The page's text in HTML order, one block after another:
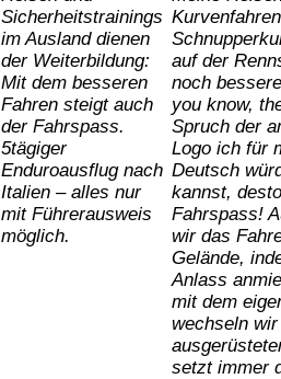
Sicherheitstrainings
im Ausland dienen
der Weiterbildung:
Mit dem besseren
Fahren steigt auch
der Fahrspass.
5tägiger
Enduroausflug nach
Italien – alles nur
mit Führerausweis
möglich.
auf der
noch
you know,
Spruch der
Logo ich für
Deutsch
kannst,
Fahrspass!
wir das
Gelände,
Anlass
mit dem
wechseln
setzt immer